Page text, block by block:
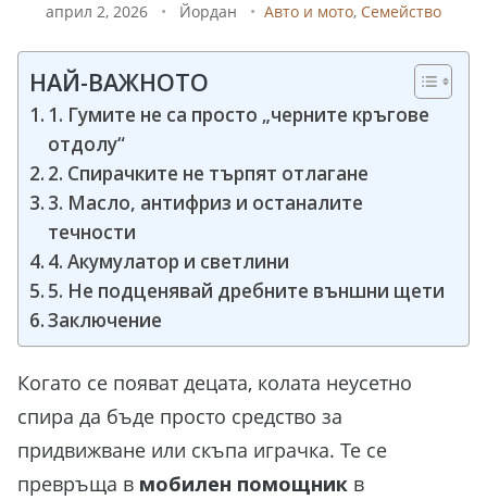
април 2, 2026 • Йордан • Авто и мото, Семейство
НАЙ-ВАЖНОТО
1. Гумите не са просто „черните кръгове
отдолу“
2. Спирачките не търпят отлагане
3. Масло, антифриз и останалите
течности
4. Акумулатор и светлини
5. Не подценявай дребните външни щети
Заключение
Когато се появат децата, колата неусетно
спира да бъде просто средство за
придвижване или скъпа играчка. Те се
превръща в мобилен помощник в